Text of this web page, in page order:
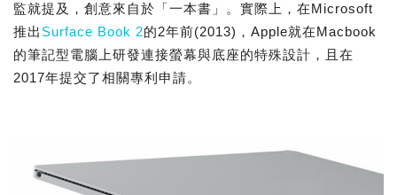
監就提及，創意來自於「一本書」。實際上，在Microsoft
推出 Surface Book 2的2年前(2013)，Apple就在Macbook
的筆記型電腦上研發連接螢幕與底座的特殊設計，且在
2017年提交了相關專利申請。